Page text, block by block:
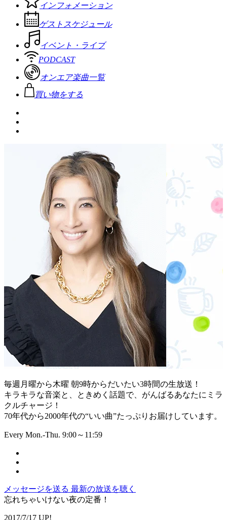
インフォメーション
ゲストスケジュール
イベント・ライブ
PODCAST
オンエア楽曲一覧
買い物をする
毎週月曜から木曜 朝9時からだいたい3時間の生放送！
キラキラな音楽と、ときめく話題で、がんばるあなたにミラ
クルチャージ！
70年代から2000年代の“いい曲”たっぷりお届けしています。
Every Mon.-Thu. 9:00～11:59
メッセージを送る 最新の放送を聴く
忘れちゃいけない夜の定番！
2017/7/17 UP!